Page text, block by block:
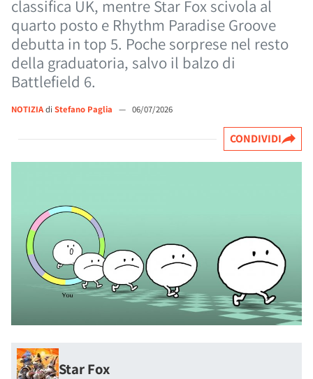
classifica UK, mentre Star Fox scivola al
quarto posto e Rhythm Paradise Groove
debutta in top 5. Poche sorprese nel resto
della graduatoria, salvo il balzo di
Battlefield 6.
NOTIZIAdi Stefano Paglia — 06/07/2026
CONDIVIDI
Star Fox